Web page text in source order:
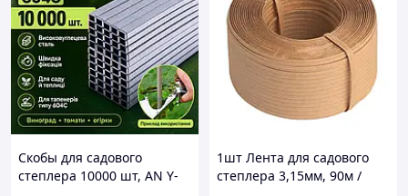
Скобы для садового
степлера 10000 шт, AN Y-
1шт Лента для садового
степлера 3,15мм, 90м /